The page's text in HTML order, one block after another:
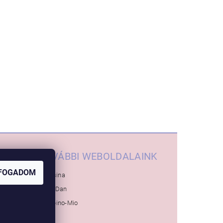
TOVÁBBI WEBOLDALAINK
Inglesina
Baby-Dan
Bambino-Mio